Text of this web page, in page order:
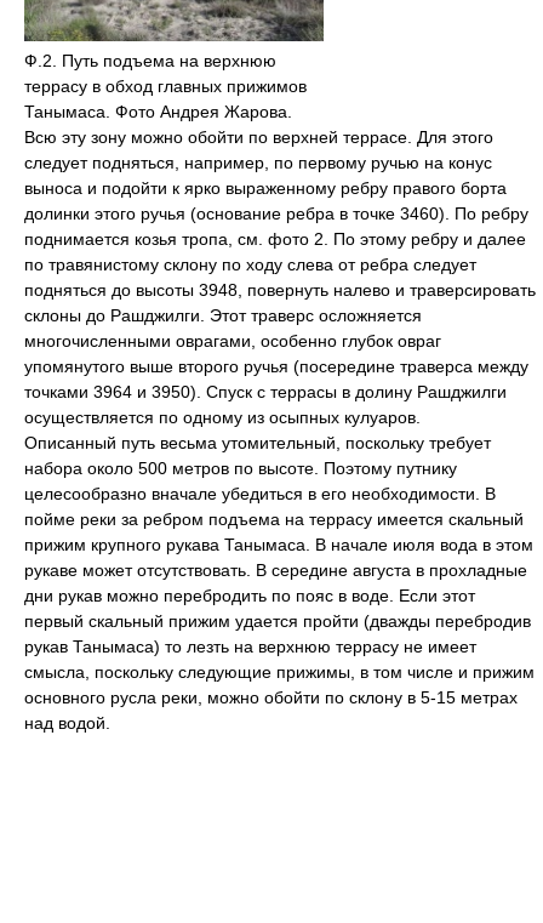
Ф.2. Путь подъема на верхнюю
террасу в обход главных прижимов
Танымаса. Фото Андрея Жарова.
Всю эту зону можно обойти по верхней террасе. Для этого
следует подняться, например, по первому ручью на конус
выноса и подойти к ярко выраженному ребру правого борта
долинки этого ручья (основание ребра в точке 3460). По ребру
поднимается козья тропа, см. фото 2. По этому ребру и далее
по травянистому склону по ходу слева от ребра следует
подняться до высоты 3948, повернуть налево и траверсировать
склоны до Рашджилги. Этот траверс осложняется
многочисленными оврагами, особенно глубок овраг
упомянутого выше второго ручья (посередине траверса между
точками 3964 и 3950). Спуск с террасы в долину Рашджилги
осуществляется по одному из осыпных кулуаров.
Описанный путь весьма утомительный, поскольку требует
набора около 500 метров по высоте. Поэтому путнику
целесообразно вначале убедиться в его необходимости. В
пойме реки за ребром подъема на террасу имеется скальный
прижим крупного рукава Танымаса. В начале июля вода в этом
рукаве может отсутствовать. В середине августа в прохладные
дни рукав можно перебродить по пояс в воде. Если этот
первый скальный прижим удается пройти (дважды перебродив
рукав Танымаса) то лезть на верхнюю террасу не имеет
смысла, поскольку следующие прижимы, в том числе и прижим
основного русла реки, можно обойти по склону в 5-15 метрах
над водой.